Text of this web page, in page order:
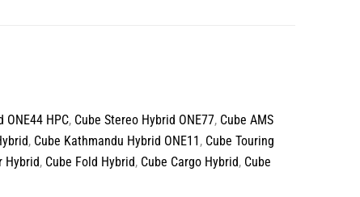
ONE44 HPC, Cube Stereo Hybrid ONE77, Cube AMS
, Cube Kathmandu Hybrid ONE11 , Cube Touring
Hybrid, Cube Fold Hybrid, Cube Cargo Hybrid, Cube